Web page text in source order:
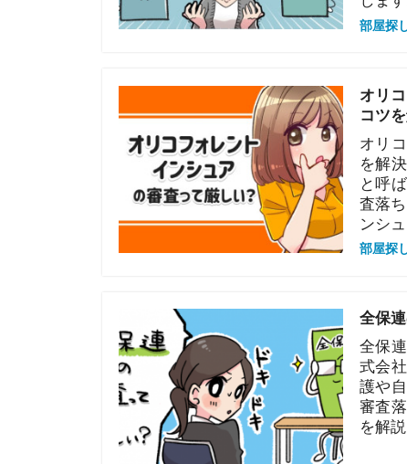
部屋探しの知恵
オリコフォレ
を解決します
と呼ばれるほ
査落ちするこ
ンシュアの審
部屋探しの知恵
全保連の審査
審査落ちす
を解説します
いえらぶパー
解説！